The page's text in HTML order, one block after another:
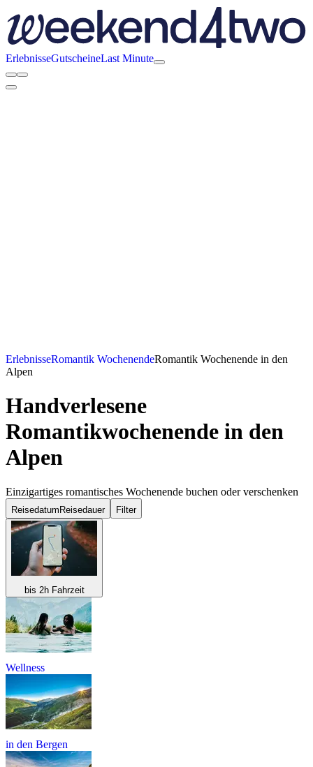
ErlebnisseGutscheineLast Minute
ErlebnisseRomantik WochenendeRomantik Wochenende in den
Alpen
Handverlesene
Romantikwochenende in den
Alpen
Einzigartiges romantisches Wochenende buchen oder verschenken
Reisedatum Reisedauer Filter
bis 2h Fahrzeit
Wellness
in den Bergen